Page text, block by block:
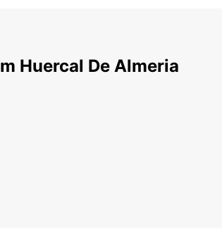
Huercal De Almeria